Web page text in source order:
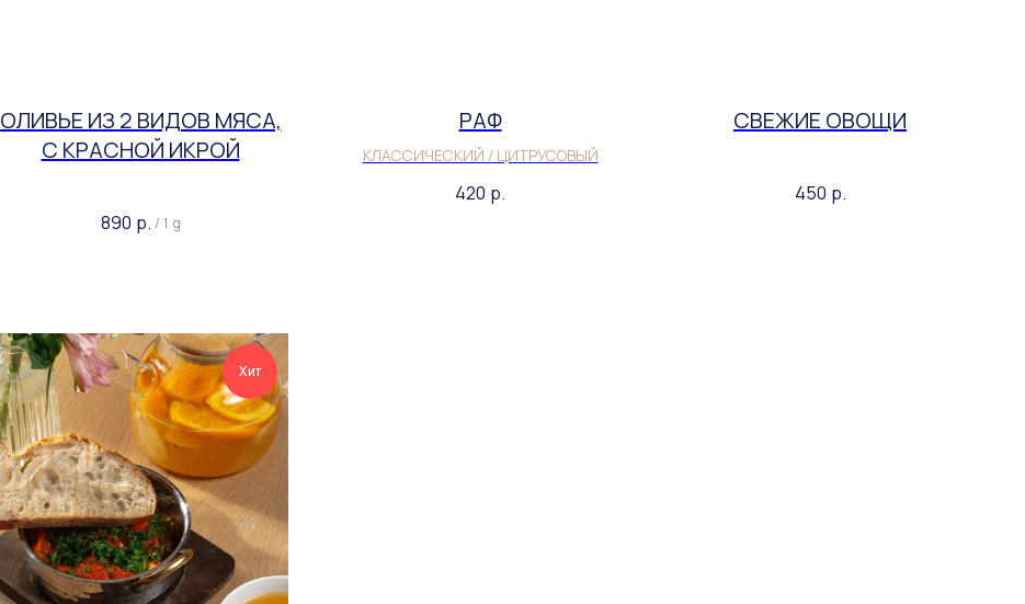
ОЛИВЬЕ ИЗ 2 ВИДОВ МЯСА,
С КРАСНОЙ ИКРОЙ
890 р. / 1 g
РАФ
КЛАССИЧЕСКИЙ / ЦИТРУСОВЫЙ
420 р.
СВЕЖИЕ ОВОЩИ
450 р.
Хит